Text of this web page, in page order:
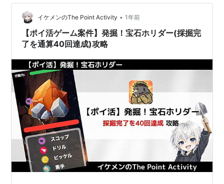
イケメンのThe Point Activity • 1年前
【ポイ活ゲーム案件】発掘！宝石ホリダー(採掘完
了を通算40回達成)攻略